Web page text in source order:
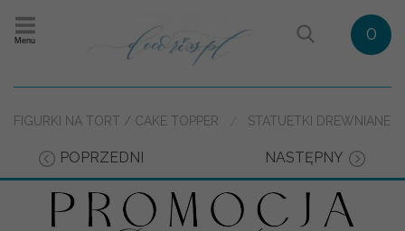
Menu 0
FIGURKI NA TORT / CAKE TOPPER STATUETKI DREWNIANE
POPRZEDNI NASTĘPNY